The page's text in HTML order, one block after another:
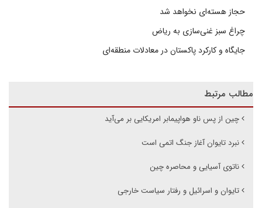
حجاز هسته‌ای نخواهد شد
چراغ سبز غنی‌سازی به ریاض
جایگاه و کارکرد پاکستان در معادلات منطقه‌ای
مطالب مرتبط
چین از پس ناو هواپیمابر امریکایی بر می‌آید
نبرد تایوان آغاز جنگ اتمی است
ناتوی آسیایی و محاصره چین
تایوان و اسرائیل و رفتار سیاست خارجی